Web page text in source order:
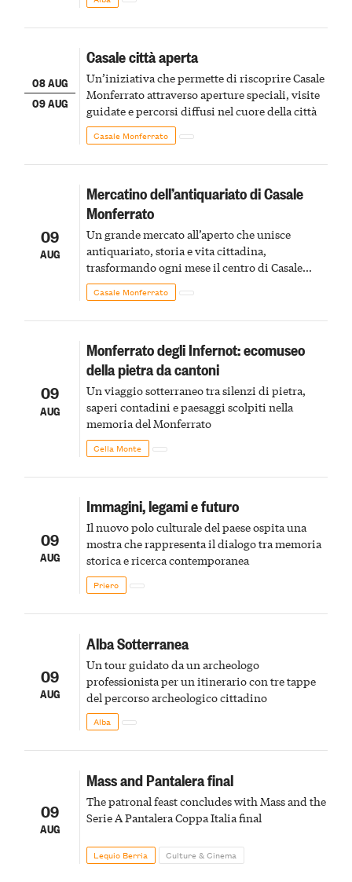
08 AUG
09 AUG
Casale città aperta
Un’iniziativa che permette di riscoprire Casale
Monferrato attraverso aperture speciali, visite
guidate e percorsi diffusi nel cuore della città
Casale Monferrato
09
AUG
Mercatino dell’antiquariato di Casale
Monferrato
Un grande mercato all’aperto che unisce
antiquariato, storia e vita cittadina,
trasformando ogni mese il centro di Casale
Monferrato in un luogo di scoperta e racconto
Casale Monferrato
09
AUG
Monferrato degli Infernot: ecomuseo
della pietra da cantoni
Un viaggio sotterraneo tra silenzi di pietra,
saperi contadini e paesaggi scolpiti nella
memoria del Monferrato
Cella Monte
09
AUG
Immagini, legami e futuro
Il nuovo polo culturale del paese ospita una
mostra che rappresenta il dialogo tra memoria
storica e ricerca contemporanea
Priero
09
AUG
Alba Sotterranea
Un tour guidato da un archeologo
professionista per un itinerario con tre tappe
del percorso archeologico cittadino
Alba
09
AUG
Mass and Pantalera final
The patronal feast concludes with Mass and the
Serie A Pantalera Coppa Italia final
Lequio Berria Culture & Cinema